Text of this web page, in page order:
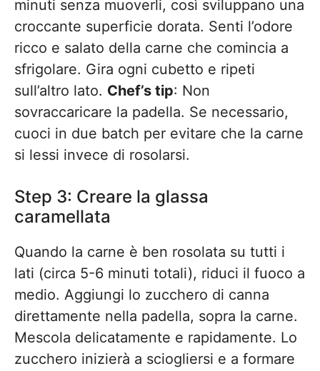
minuti senza muoverli, così sviluppano una
croccante superficie dorata. Senti l’odore
ricco e salato della carne che comincia a
sfrigolare. Gira ogni cubetto e ripeti
sull’altro lato. Chef’s tip: Non
sovraccaricare la padella. Se necessario,
cuoci in due batch per evitare che la carne
si lessi invece di rosolarsi.
Step 3: Creare la glassa
caramellata
Quando la carne è ben rosolata su tutti i
lati (circa 5-6 minuti totali), riduci il fuoco a
medio. Aggiungi lo zucchero di canna
direttamente nella padella, sopra la carne.
Mescola delicatamente e rapidamente. Lo
zucchero inizierà a sciogliersi e a formare